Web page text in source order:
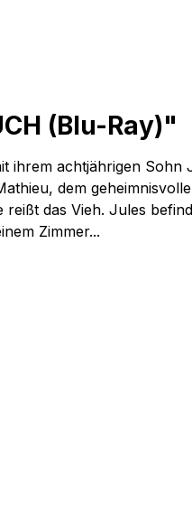
(Blu-Ray)"
achtjährigen
dem
das Vieh. Jules
Zimmer...